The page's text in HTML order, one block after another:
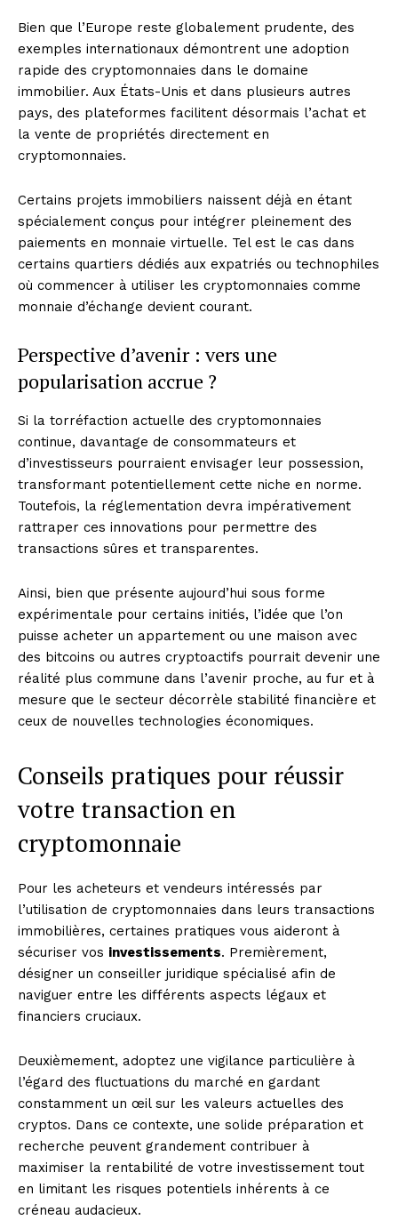
Bien que l’Europe reste globalement prudente, des
exemples internationaux démontrent une adoption
rapide des cryptomonnaies dans le domaine
immobilier. Aux États-Unis et dans plusieurs autres
pays, des plateformes facilitent désormais l’achat et
la vente de propriétés directement en
cryptomonnaies.
Certains projets immobiliers naissent déjà en étant
spécialement conçus pour intégrer pleinement des
paiements en monnaie virtuelle. Tel est le cas dans
certains quartiers dédiés aux expatriés ou technophiles
où commencer à utiliser les cryptomonnaies comme
monnaie d’échange devient courant.
Perspective d’avenir : vers une
popularisation accrue ?
Si la torréfaction actuelle des cryptomonnaies
continue, davantage de consommateurs et
d’investisseurs pourraient envisager leur possession,
transformant potentiellement cette niche en norme.
Toutefois, la réglementation devra impérativement
rattraper ces innovations pour permettre des
transactions sûres et transparentes.
Ainsi, bien que présente aujourd’hui sous forme
expérimentale pour certains initiés, l’idée que l’on
puisse acheter un appartement ou une maison avec
des bitcoins ou autres cryptoactifs pourrait devenir une
réalité plus commune dans l’avenir proche, au fur et à
mesure que le secteur décorrèle stabilité financière et
ceux de nouvelles technologies économiques.
Conseils pratiques pour réussir
votre transaction en
cryptomonnaie
Pour les acheteurs et vendeurs intéressés par
l’utilisation de cryptomonnaies dans leurs transactions
immobilières, certaines pratiques vous aideront à
sécuriser vos investissements. Premièrement,
désigner un conseiller juridique spécialisé afin de
naviguer entre les différents aspects légaux et
financiers cruciaux.
Deuxièmement, adoptez une vigilance particulière à
l’égard des fluctuations du marché en gardant
constamment un œil sur les valeurs actuelles des
cryptos. Dans ce contexte, une solide préparation et
recherche peuvent grandement contribuer à
maximiser la rentabilité de votre investissement tout
en limitant les risques potentiels inhérents à ce
créneau audacieux.